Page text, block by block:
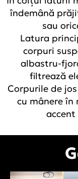
îndemână
sau
Latura
corpuri
albastru-
filtrează
Corpurile de
cu mânere